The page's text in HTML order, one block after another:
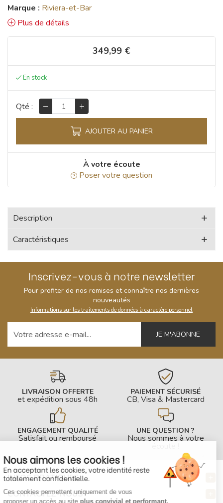
Marque : Riviera-et-Bar
Plus de détails
349,99 €
Qté :
AJOUTER AU PANIER
À votre écoute
Poser votre question
Description
Caractéristiques
Inscrivez-vous à notre newsletter
Pour profiter de nos remises et connaître nos dernières
nouveautés
Informations sur les traitements de données à caractère personnel
LIVRAISON OFFERTE
et expédition sous 48h
PAIEMENT SÉCURISÉ
CB, Visa & Mastercard
ENGAGEMENT QUALITÉ
Satisfait ou remboursé
UNE QUESTION ?
Nous sommes à votre
INFOS PRATIQUES
CONTACTEZ-NOUS
Nous aimons les cookies !
En acceptant les cookies, votre identité reste
totalement confidentielle.
Ces cookies permettent uniquement de vous
proposer un accès au siteplus convivial et performant.